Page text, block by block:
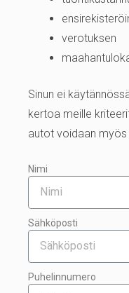
verotuksen
Sinun ei
kertoa meille
autot voidaan
Nimi
Sähköposti
Puhelinnumero